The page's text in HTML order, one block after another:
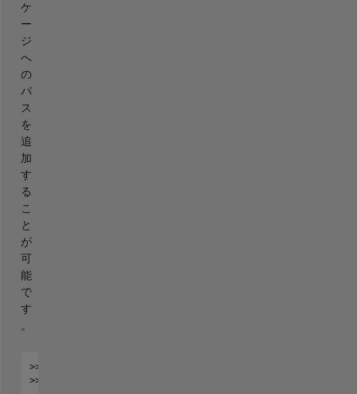
ケ
ー
ジ
へ
の
パ
ス
を
追
加
す
る
こ
と
が
可
能
で
す
。
>> a = matlabshared.supportpkg.getSupportPackageRoot()